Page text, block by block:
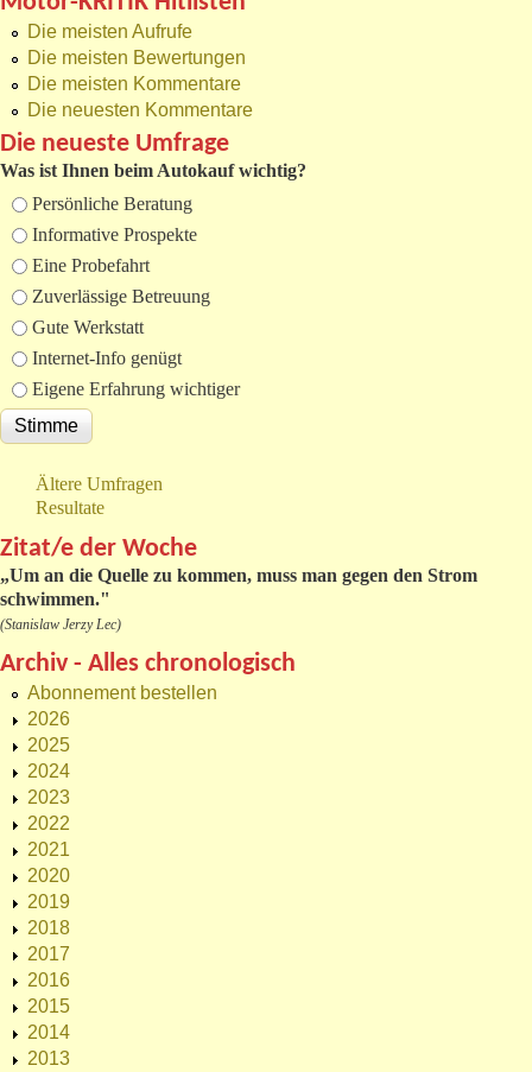
Die meisten Aufrufe
Die meisten Bewertungen
Die meisten Kommentare
Die neuesten Kommentare
Die neueste Umfrage
Was ist Ihnen beim Autokauf wichtig?
Auswahlmöglichkeiten
Persönliche Beratung
Informative Prospekte
Eine Probefahrt
Zuverlässige Betreuung
Gute Werkstatt
Internet-Info genügt
Eigene Erfahrung wichtiger
Ältere Umfragen
Resultate
Zitat/e der Woche
„Um an die Quelle zu kommen, muss man gegen den Strom
schwimmen."
(Stanislaw Jerzy Lec)
Archiv - Alles chronologisch
Abonnement bestellen
2026
2025
2024
2023
2022
2021
2020
2019
2018
2017
2016
2015
2014
2013